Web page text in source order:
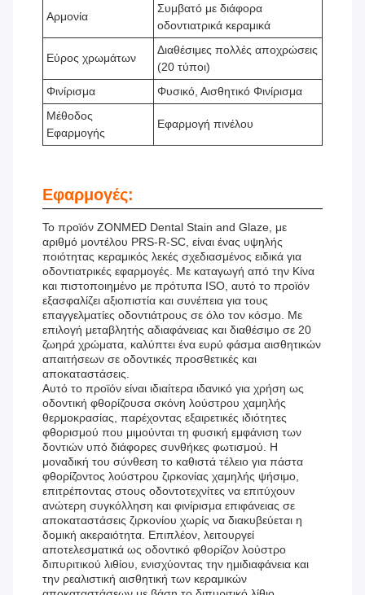
Αρμονία
Συμβατό με διάφορα
οδοντιατρικά κεραμικά
Εύρος χρωμάτων
Διαθέσιμες πολλές αποχρώσεις
(20 τύποι)
Φινίρισμα
Φυσικό, Αισθητικό Φινίρισμα
Μέθοδος
Εφαρμογής
Εφαρμογή πινέλου
Εφαρμογές:
Το προϊόν ZONMED Dental Stain and Glaze, με
αριθμό μοντέλου PRS-R-SC, είναι ένας υψηλής
ποιότητας κεραμικός λεκές σχεδιασμένος ειδικά για
οδοντιατρικές εφαρμογές. Με καταγωγή από την Κίνα
και πιστοποιημένο με πρότυπα ISO, αυτό το προϊόν
εξασφαλίζει αξιοπιστία και συνέπεια για τους
επαγγελματίες οδοντιάτρους σε όλο τον κόσμο. Με
επιλογή μεταβλητής αδιαφάνειας και διαθέσιμο σε 20
ζωηρά χρώματα, καλύπτει ένα ευρύ φάσμα αισθητικών
απαιτήσεων σε οδοντικές προσθετικές και
αποκαταστάσεις.
Αυτό το προϊόν είναι ιδιαίτερα ιδανικό για χρήση ως
οδοντική φθορίζουσα σκόνη λούστρου χαμηλής
θερμοκρασίας, παρέχοντας εξαιρετικές ιδιότητες
φθορισμού που μιμούνται τη φυσική εμφάνιση των
δοντιών υπό διάφορες συνθήκες φωτισμού. Η
μοναδική του σύνθεση το καθιστά τέλειο για πάστα
φθορίζοντος λούστρου ζιρκονίας χαμηλής ψήσιμο,
επιτρέποντας στους οδοντοτεχνίτες να επιτύχουν
ανώτερη συγκόλληση και φινίρισμα επιφάνειας σε
αποκαταστάσεις ζιρκονίου χωρίς να διακυβεύεται η
δομική ακεραιότητα. Επιπλέον, λειτουργεί
αποτελεσματικά ως οδοντικό φθορίζον λούστρο
διπυριτικού λιθίου, ενισχύοντας την ημιδιαφάνεια και
την ρεαλιστική αισθητική των κεραμικών